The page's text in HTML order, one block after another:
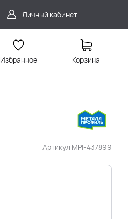
Личный кабинет
Избранное Корзина
Артикул MPI-437899